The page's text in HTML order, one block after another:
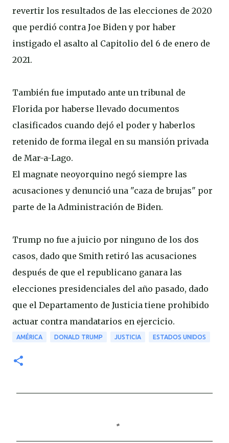
revertir los resultados de las elecciones de 2020
que perdió contra Joe Biden y por haber
instigado el asalto al Capitolio del 6 de enero de
2021.
También fue imputado ante un tribunal de
Florida por haberse llevado documentos
clasificados cuando dejó el poder y haberlos
retenido de forma ilegal en su mansión privada
de Mar-a-Lago.
El magnate neoyorquino negó siempre las
acusaciones y denunció una "caza de brujas" por
parte de la Administración de Biden.
Trump no fue a juicio por ninguno de los dos
casos, dado que Smith retiró las acusaciones
después de que el republicano ganara las
elecciones presidenciales del año pasado, dado
que el Departamento de Justicia tiene prohibido
actuar contra mandatarios en ejercicio.
AMÉRICA DONALD TRUMP JUSTICIA ESTADOS UNIDOS